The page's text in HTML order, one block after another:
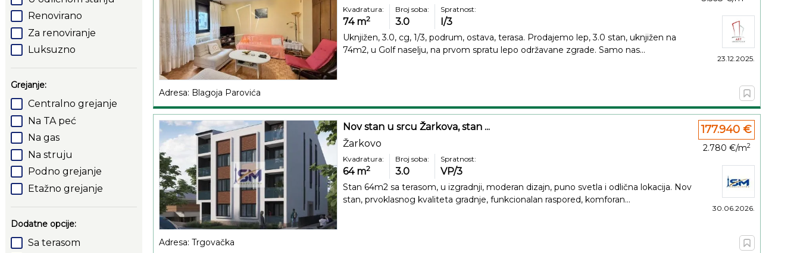
Renovirano
Za renoviranje
Luksuzno
Grejanje:
Centralno grejanje
Na TA peć
Na gas
Na struju
Podno grejanje
Etažno grejanje
Dodatne opcije:
Sa terasom
Kvadratura:
74m2
Broj soba:
3.0
Spratnost:
I/3
Uknjižen, 3.0, cg, 1/3, podrum, ostava, terasa. Prodajemo lep, 3.0 stan, uknjižen na
74m2, u Golf naselju, na prvom spratu lepo održavane zgrade. Samo nas...
23.12.2025.
Adresa: Blagoja Parovića
Nov stan u srcu Žarkova, stan ...
Žarkovo
Kvadratura:
64m2
Broj soba:
3.0
Spratnost:
VP/3
Stan 64m2 sa terasom, u izgradnji, moderan dizajn, puno svetla i odlična lokacija. Nov
stan, prvoklasnog kvaliteta gradnje, funkcionalan raspored, komforan...
177.940 €
2.780 €/m2
30.06.2026.
Adresa: Trgovačka